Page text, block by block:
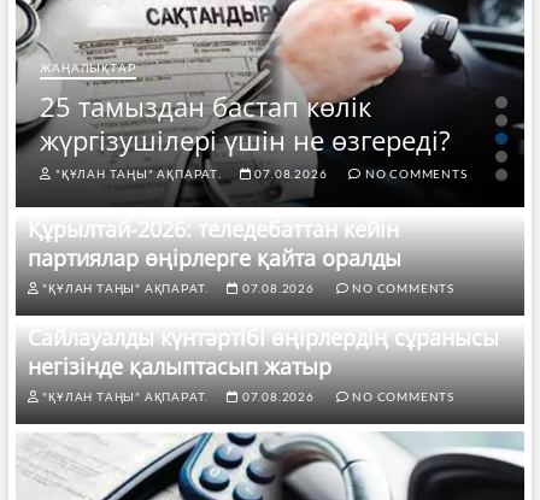
ЖАҢАЛЫҚТАР
25 тамыздан бастап көлік
жүргізушілері үшін не өзгереді?
"ҚҰЛАН ТАҢЫ" АҚПАРАТ. 07.08.2026 NO COMMENTS
Құрылтай-2026: теледебаттан кейін
партиялар өңірлерге қайта оралды
"ҚҰЛАН ТАҢЫ" АҚПАРАТ. 07.08.2026 NO COMMENTS
Сайлауалды күнтәртібі өңірлердің сұранысы
негізінде қалыптасып жатыр
"ҚҰЛАН ТАҢЫ" АҚПАРАТ. 07.08.2026 NO COMMENTS